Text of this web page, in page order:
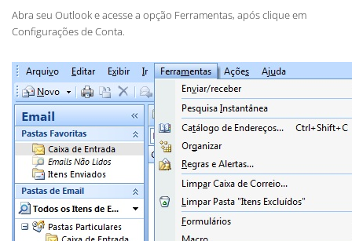
Abra seu Outlook e acesse a opção Ferramentas, após clique em
Configurações de Conta.